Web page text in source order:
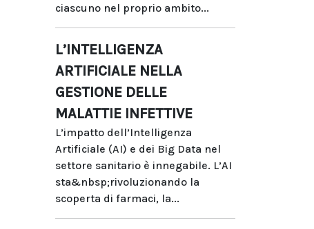
ciascuno nel proprio ambito...
L’INTELLIGENZA
ARTIFICIALE NELLA
GESTIONE DELLE
MALATTIE INFETTIVE
L’impatto dell’Intelligenza
Artificiale (AI) e dei Big Data nel
settore sanitario è innegabile. L’AI
sta&nbsp;rivoluzionando la
scoperta di farmaci, la...